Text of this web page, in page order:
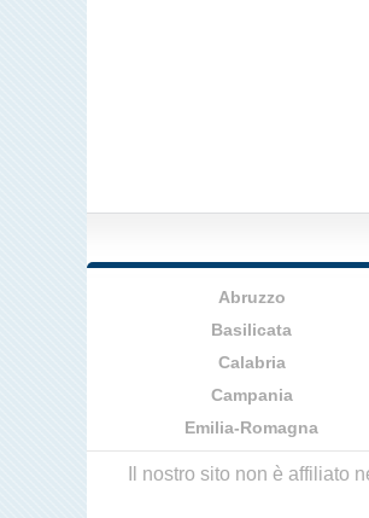
Abruzzo
Basilicata
Calabria
Campania
Emilia-Romagna
Il nostro sito non è affiliato